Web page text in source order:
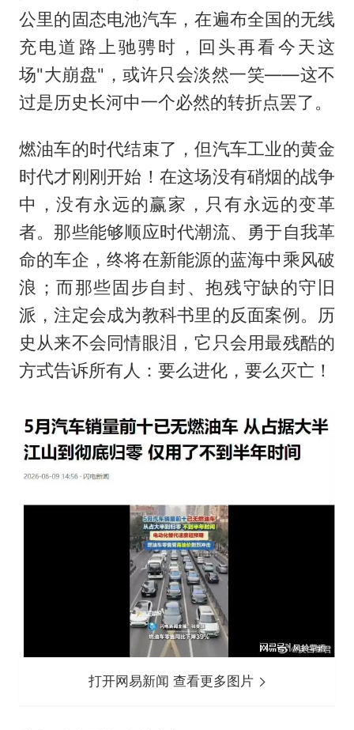
公里的固态电池汽车，在遍布全国的无线
充电道路上驰骋时，回头再看今天这
场"大崩盘"，或许只会淡然一笑——这不
过是历史长河中一个必然的转折点罢了。
燃油车的时代结束了，但汽车工业的黄金
时代才刚刚开始！在这场没有硝烟的战争
中，没有永远的赢家，只有永远的变革
者。那些能够顺应时代潮流、勇于自我革
命的车企，终将在新能源的蓝海中乘风破
浪；而那些固步自封、抱残守缺的守旧
派，注定会成为教科书里的反面案例。历
史从来不会同情眼泪，它只会用最残酷的
方式告诉所有人：要么进化，要么灭亡！
打开网易新闻 查看更多图片